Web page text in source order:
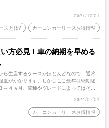
2021/10/01
スとは?
カーコンカーリースお得情報
方必見！車の納期を早める
ら生産するケースがほとんどなので、通常
度がかかります。しかしここ数年は納期遅
～４ヵ月、車種やグレードによってはそれ
に向けて、車の納期を早める方法について
2024/07/01
カーコンカーリースお得情報